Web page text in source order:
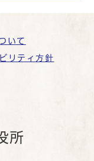
いて
リティ方針
所